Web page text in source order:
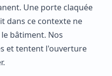
Une porte claquée
dans ce contexte ne
bâtiment. Nos
et tentent l'ouverture